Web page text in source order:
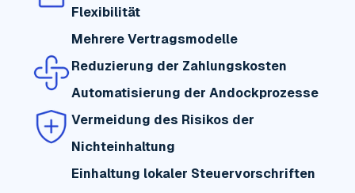
Flexibilität
Mehrere Vertragsmodelle
Reduzierung der Zahlungskosten
Automatisierung der Andockprozesse
Vermeidung des Risikos der
Nichteinhaltung
Einhaltung lokaler Steuervorschriften